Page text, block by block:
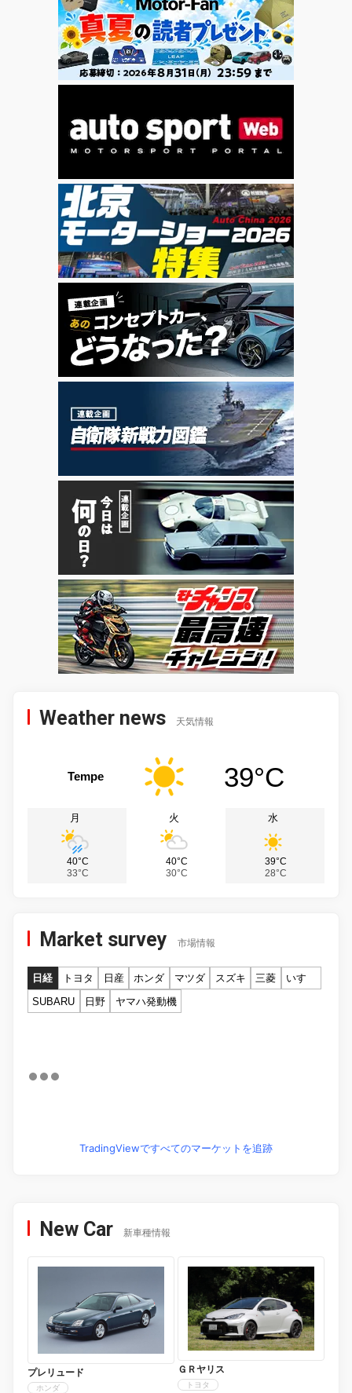
Weather news 天気情報
Tempe 39°C
月
40°C
33°C
火
40°C
30°C
水
39°C
28°C
Market survey 市場情報
日経 トヨタ 日産 ホンダ マツダ スズキ 三菱
いすゞ
SUBARU
日野 ヤマハ発動機
TradingViewですべてのマーケットを追跡
New Car 新車種情報
プレリュード
ホンダ
ＧＲヤリス
トヨタ